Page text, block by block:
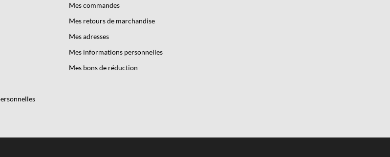
Mes commandes
Mes retours de marchandise
Mes adresses
Mes informations personnelles
Mes bons de réduction